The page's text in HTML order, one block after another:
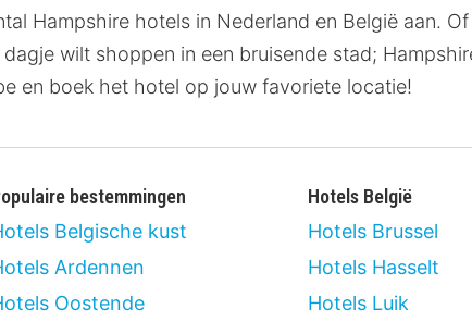
Hampshire hotels in Nederland en België aan.
wilt shoppen in een bruisende stad;
en boek het hotel op jouw favoriete locatie!
bestemmingen
Belgische kust
Ardennen
Oostende
Hotels België
Hotels Brussel
Hotels Hasselt
Hotels Luik